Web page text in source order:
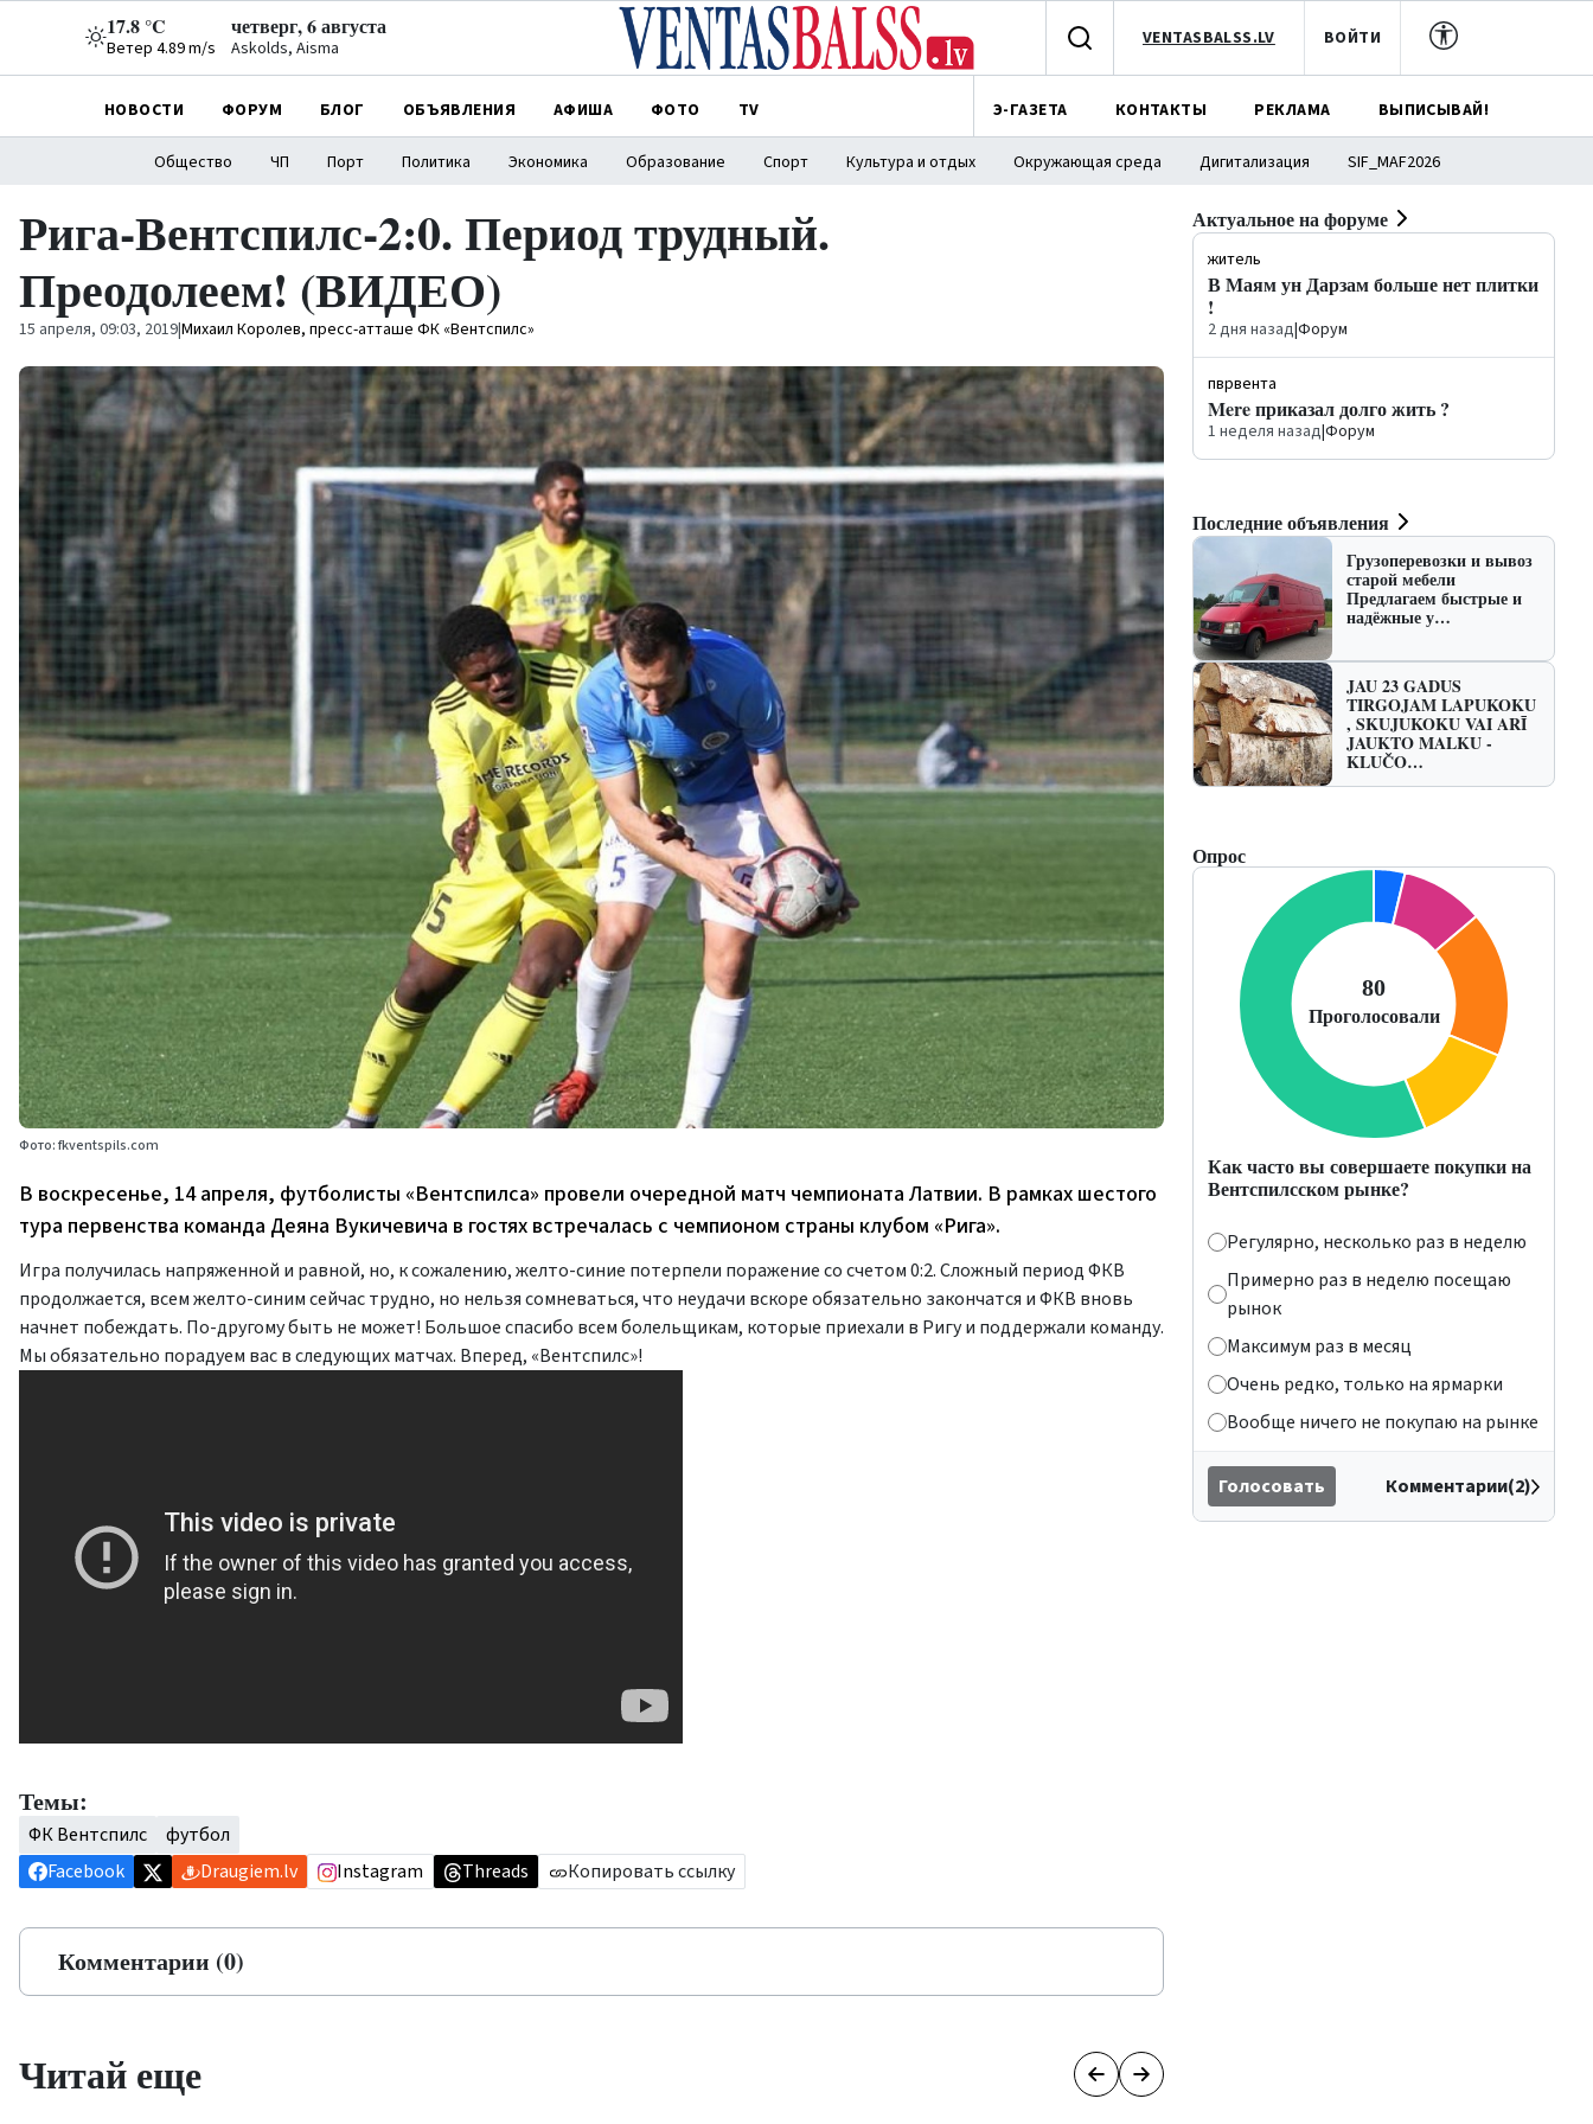
17.8 °C
Ветер 4.89 m/s
четверг, 6 августа
Askolds, Aisma VENTASBALSS.LV ВОЙТИ
НОВОСТИ ФОРУМ БЛОГ ОБЪЯВЛЕНИЯ АФИША ФОТО TV Э-ГАЗЕТА КОНТАКТЫ РЕКЛАМА ВЫПИСЫВАЙ!
Общество ЧП Порт Политика Экономика Образование Спорт Культура и отдых Окружающая среда Дигитализация SIF_MAF2026
Рига-Вентспилс-2:0. Период трудный.
Преодолеем! (ВИДЕО)
15 апреля, 09:03, 2019|Михаил Королев, пресс-атташе ФК «Вентспилс»
Фото: fkventspils.com
В воскресенье, 14 апреля, футболисты «Вентспилса» провели очередной матч чемпионата Латвии. В рамках шестого
тура первенства команда Деяна Вукичевича в гостях встречалась с чемпионом страны клубом «Рига».
Игра получилась напряженной и равной, но, к сожалению, желто-синие потерпели поражение со счетом 0:2. Сложный период ФКВ
продолжается, всем желто-синим сейчас трудно, но нельзя сомневаться, что неудачи вскоре обязательно закончатся и ФКВ вновь
начнет побеждать. По-другому быть не может! Большое спасибо всем болельщикам, которые приехали в Ригу и поддержали команду.
Мы обязательно порадуем вас в следующих матчах. Вперед, «Вентспилс»!
Темы:
ФК Вентспилс
футбол
Facebook
Draugiem.lv Instagram Threads Копировать ссылку
Комментарии (0)
Читай еще
Актуальное на форуме
житель
В Маям ун Дарзам больше нет плитки
!
2 дня назад|Форум
пврвента
Mere приказал долго жить ?
1 неделя назад|Форум
Последние объявления
Грузоперевозки и вывоз
старой мебели
Предлагаем быстрые и
надёжные у…
JAU 23 GADUS
TIRGOJAM LAPUKOKU
, SKUJUKOKU VAI ARĪ
JAUKTO MALKU -
KLUČO…
Опрос
Как часто вы совершаете покупки на
Вентспилсском рынке?
Регулярно, несколько раз в неделю
Примерно раз в неделю посещаю
рынок
Максимум раз в месяц
Очень редко, только на ярмарки
Вообще ничего не покупаю на рынке
Голосовать Комментарии(2)